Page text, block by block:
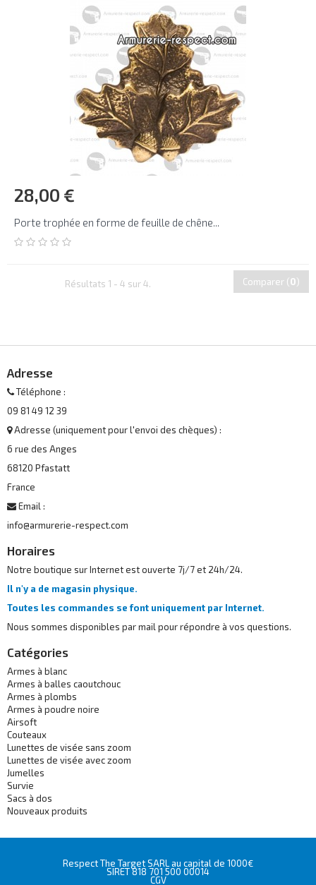
28,00 €
Porte trophée en forme de feuille de chêne...
Résultats 1 - 4 sur 4. Comparer (0)
Adresse
Téléphone :
09 81 49 12 39
Adresse (uniquement pour l'envoi des chèques) :
6 rue des Anges
68120 Pfastatt
France
Email :
info@armurerie-respect.com
Horaires
Notre boutique sur Internet est ouverte 7j/7 et 24h/24.
Il n'y a de magasin physique.
Toutes les commandes se font uniquement par Internet.
Nous sommes disponibles par mail pour répondre à vos questions.
Catégories
Armes à blanc
Armes à balles caoutchouc
Armes à plombs
Armes à poudre noire
Airsoft
Couteaux
Lunettes de visée sans zoom
Lunettes de visée avec zoom
Jumelles
Survie
Sacs à dos
Nouveaux produits
Respect The Target SARL au capital de 1000€
SIRET 818 701 500 00014
CGV